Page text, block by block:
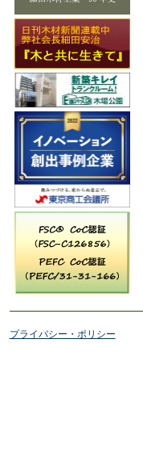
プライバシー・ポリシー